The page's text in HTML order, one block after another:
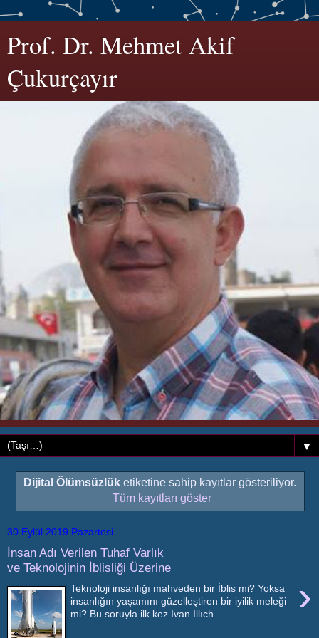
Prof. Dr. Mehmet Akif
Çukurçayır
▼
Dijital Ölümsüzlüketiketine sahip kayıtlar gösteriliyor.
Tüm kayıtları göster
30 Eylül 2019 Pazartesi
İnsan Adı Verilen Tuhaf Varlık
ve Teknolojinin İblisliği Üzerine
›
Teknoloji insanlığı mahveden bir İblis mi? Yoksa
insanlığın yaşamını güzelleştiren bir iyilik meleği
mi? Bu soruyla ilk kez Ivan Illıch...